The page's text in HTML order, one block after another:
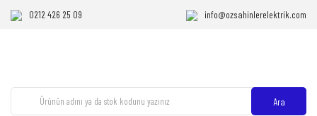
0212 426 25 09 info@ozsahinlerelektrik.com
Ara